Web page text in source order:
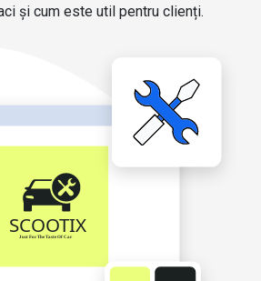
și cum este util pentru clienți.